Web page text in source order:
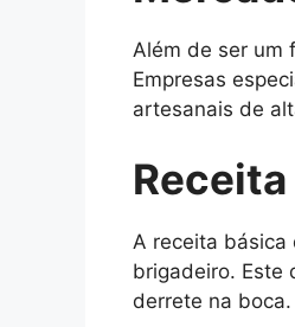
Além de ser um
Empresas
artesanais de
A receita básica
brigadeiro. Este
derrete na boca.